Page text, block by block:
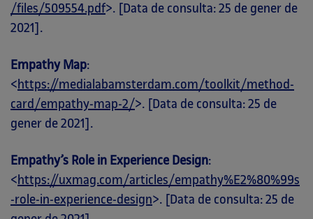
/files/509554.pdf>. [Data de consulta: 25 de gener de
2021].
Empathy Map:
< https://medialabamsterdam.com/toolkit/method-
card/empathy-map-2/>. [Data de consulta: 25 de
gener de 2021].
Empathy’s Role in Experience Design:
< https://uxmag.com/articles/empathy%E2%80%99s
-role-in-experience-design>. [Data de consulta: 25 de